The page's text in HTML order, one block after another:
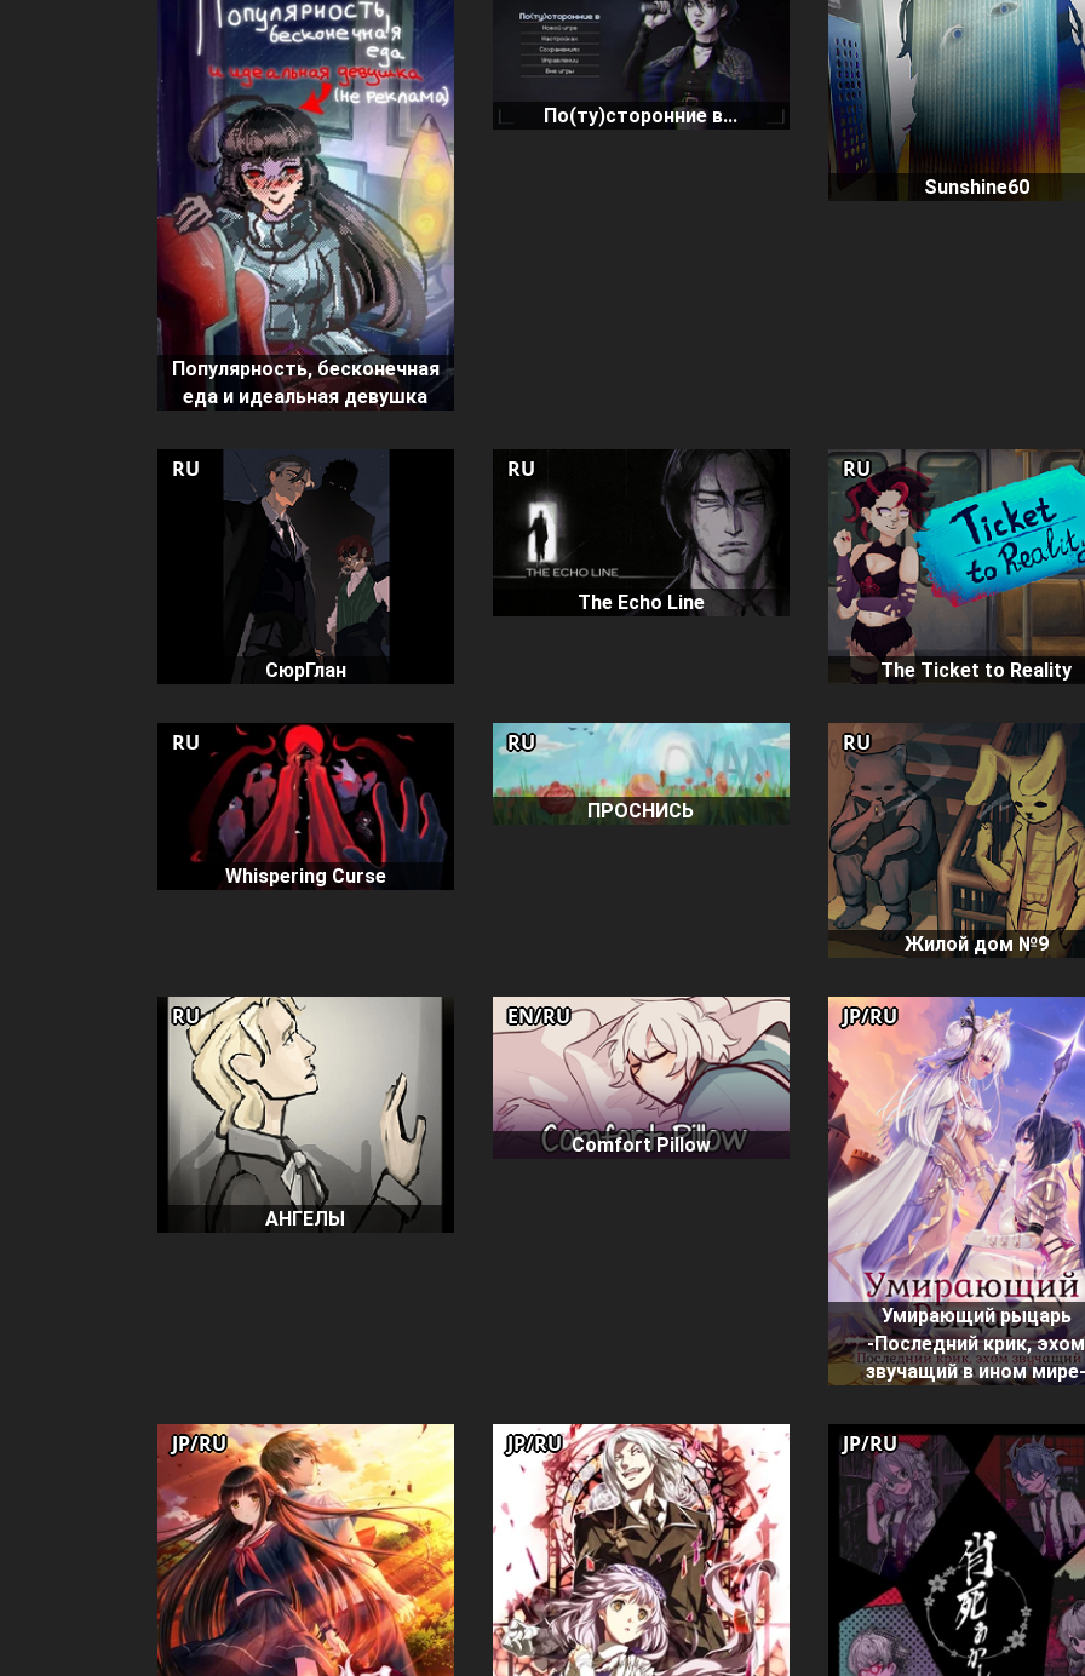
Популярность, бесконечная
еда и идеальная девушка
По(ту)сторонние в...
Sunshine60
СюрГлан
RU
The Echo Line
RU
The Ticket to Reality
RU
Whispering Curse
RU
ПРОСНИСЬ
RU
Жилой дом №9
RU
АНГЕЛЫ
RU
Comfort Pillow
EN/RU
Умирающий рыцарь
-Последний крик, эхом
звучащий в ином
JP/RU
JP/RU JP/RU JP/RU